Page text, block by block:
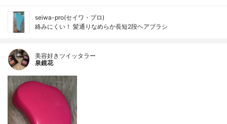
seiwa-pro(セイワ・プロ)
絡みにくい！ 髪通りなめらか長短2段ヘアブラシ
美容好きツイッタラー
泉鏡花